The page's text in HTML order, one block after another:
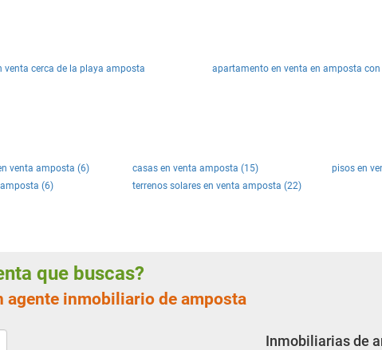
venta cerca de la playa amposta apartamento en venta en amposta
venta amposta (6) casas en venta amposta (15) pisos en
(6) terrenos solares en venta amposta (22)
que buscas?
agente inmobiliario de amposta
Inmobiliarias de